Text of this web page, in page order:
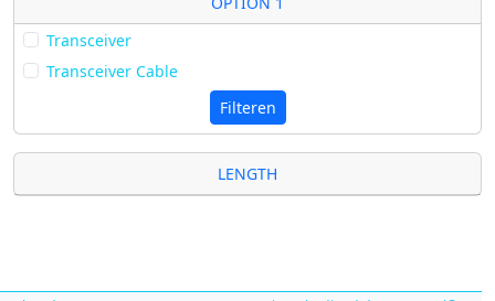
Transceiver
Transceiver Cable
Filteren
LENGTH